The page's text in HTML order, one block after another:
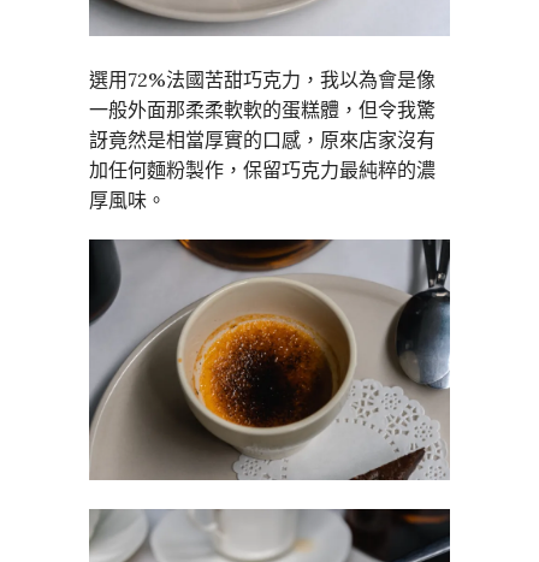
選用72%法國苦甜巧克力，我以為會是像
一般外面那柔柔軟軟的蛋糕體，但令我驚
訝竟然是相當厚實的口感，原來店家沒有
加任何麵粉製作，保留巧克力最純粹的濃
厚風味。